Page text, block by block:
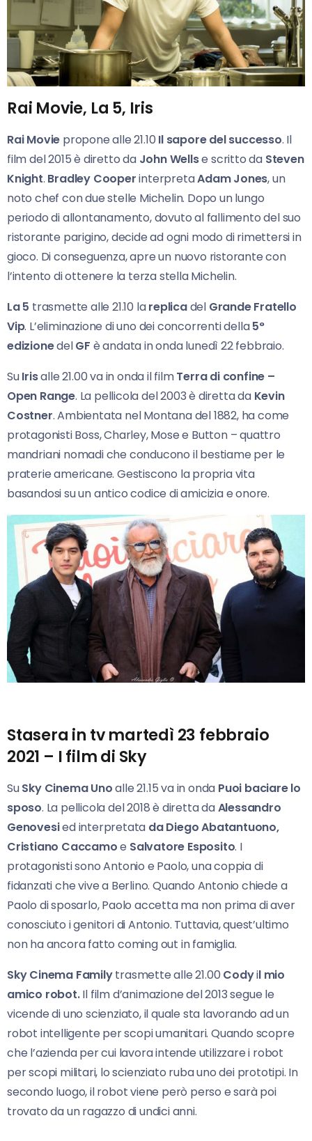
Rai Movie, La 5, Iris
Rai Movie propone alle 21.10 Il sapore del successo. Il
film del 2015 è diretto da John Wellse scritto da Steven
Knight. Bradley CooperinterpretaAdam Jones, un
noto chef con due stelle Michelin. Dopo un lungo
periodo di allontanamento, dovuto al fallimento del suo
ristorante parigino, decide ad ogni modo di rimettersi in
gioco. Di conseguenza, apre un nuovo ristorante con
l’intento di ottenere la terza stella Michelin.
La 5 trasmette alle 21.10 lareplicadel Grande Fratello
Vip. L’eliminazione di uno dei concorrenti della5°
edizionedelGF è andata in onda lunedì 22 febbraio.
SuIrisalle 21.00 va in onda il filmTerra di confine –
Open Range. La pellicola del 2003 è diretta da Kevin
Costner. Ambientata nel Montana del 1882, ha come
protagonisti Boss, Charley, Mose e Button – quattro
mandriani nomadi che conducono il bestiame per le
praterie americane. Gestiscono la propria vita
basandosi su un antico codice di amicizia e onore.
Stasera in tv martedì 23 febbraio
2021 – I film di Sky
SuSky Cinema Unoalle 21.15 va in onda Puoi baciare lo
sposo. La pellicola del 2018 è diretta daAlessandro
Genovesied interpretata da Diego Abatantuono,
Cristiano Caccamoe Salvatore Esposito. I
protagonisti sono Antonio e Paolo, una coppia di
fidanzati che vive a Berlino. Quando Antonio chiede a
Paolo di sposarlo, Paolo accetta ma non prima di aver
conosciuto i genitori di Antonio. Tuttavia, quest’ultimo
non ha ancora fatto coming out in famiglia.
Sky Cinema Familytrasmette alle 21.00 Codyil mio
amico robot.Il film d’animazione del 2013 segue le
vicende di uno scienziato, il quale sta lavorando ad un
robot intelligente per scopi umanitari. Quando scopre
che l’azienda per cui lavora intende utilizzare i robot
per scopi militari, lo scienziato ruba uno dei prototipi. In
secondo luogo, il robot viene però perso e sarà poi
trovato da un ragazzo di undici anni.